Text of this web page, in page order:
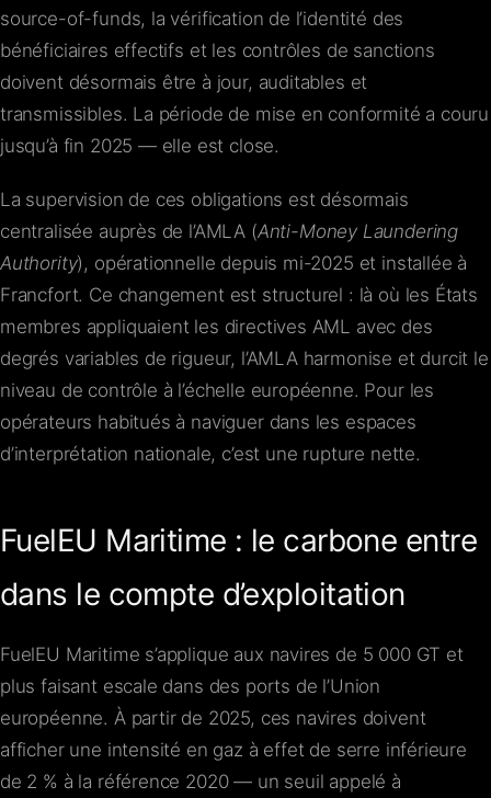
source-of-funds, la vérification de l’identité des
bénéficiaires effectifs et les contrôles de sanctions
doivent désormais être à jour, auditables et
transmissibles. La période de mise en conformité a couru
jusqu’à fin 2025 — elle est close.
La supervision de ces obligations est désormais
centralisée auprès de l’AMLA (Anti-Money Laundering
Authority), opérationnelle depuis mi-2025 et installée à
Francfort. Ce changement est structurel : là où les États
membres appliquaient les directives AML avec des
degrés variables de rigueur, l’AMLA harmonise et durcit le
niveau de contrôle à l’échelle européenne. Pour les
opérateurs habitués à naviguer dans les espaces
d’interprétation nationale, c’est une rupture nette.
FuelEU Maritime : le carbone entre
dans le compte d’exploitation
FuelEU Maritime s’applique aux navires de 5 000 GT et
plus faisant escale dans des ports de l’Union
européenne. À partir de 2025, ces navires doivent
afficher une intensité en gaz à effet de serre inférieure
de 2 % à la référence 2020 — un seuil appelé à